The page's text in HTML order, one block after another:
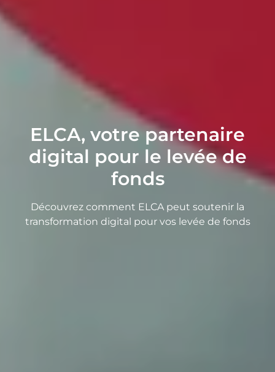
ELCA, votre partenaire
digital pour le levée de
fonds
Découvrez comment ELCA peut soutenir la
transformation digital pour vos levée de fonds